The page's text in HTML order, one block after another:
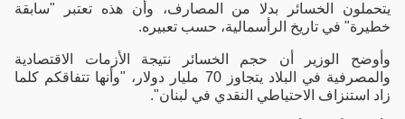
يتحملون الخسائر بدلا من المصارف، وأن هذه تعتبر "سابقة
خطيرة" في تاريخ الرأسمالية، حسب تعبيره.
وأوضح الوزير أن حجم الخسائر نتيجة الأزمات الاقتصادية
والمصرفية في البلاد يتجاوز 70 مليار دولار، "وأنها تتفاقكم كلما
زاد استنزاف الاحتياطي النقدي في لبنان".